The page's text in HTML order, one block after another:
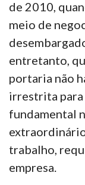
de 2010,
meio de
entretanto,
portaria não
irrestrita
fundamental
trabalho,
empresa.